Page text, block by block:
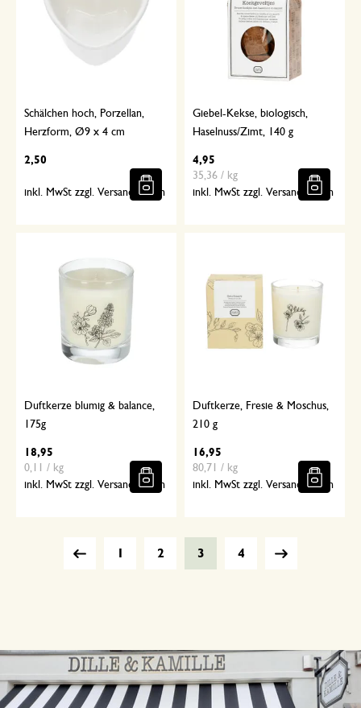
Schälchen hoch, Porzellan,
Herzform, Ø9 x 4 cm
2,50
inkl. MwSt zzgl. Versandkosten
Giebel-Kekse, biologisch,
Haselnuss/Zimt, 140 g
4,95
35,36 / kg
inkl. MwSt zzgl. Versandkosten
Duftkerze blumig & balance,
175g
18,95
0,11 / kg
inkl. MwSt zzgl. Versandkosten
Duftkerze, Fresie & Moschus,
210 g
16,95
80,71 / kg
inkl. MwSt zzgl. Versandkosten
2 3 4